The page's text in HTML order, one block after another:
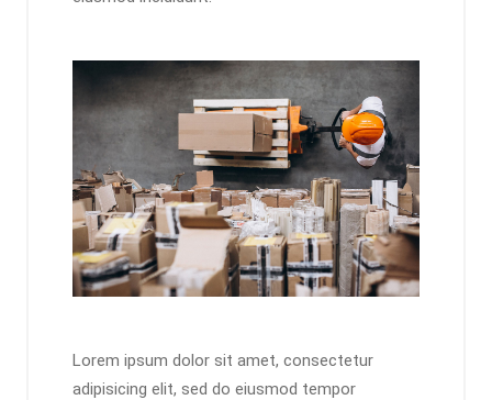
Lorem ipsum dolor sit amet, consectetur
adipisicing elit, sed do eiusmod tempor